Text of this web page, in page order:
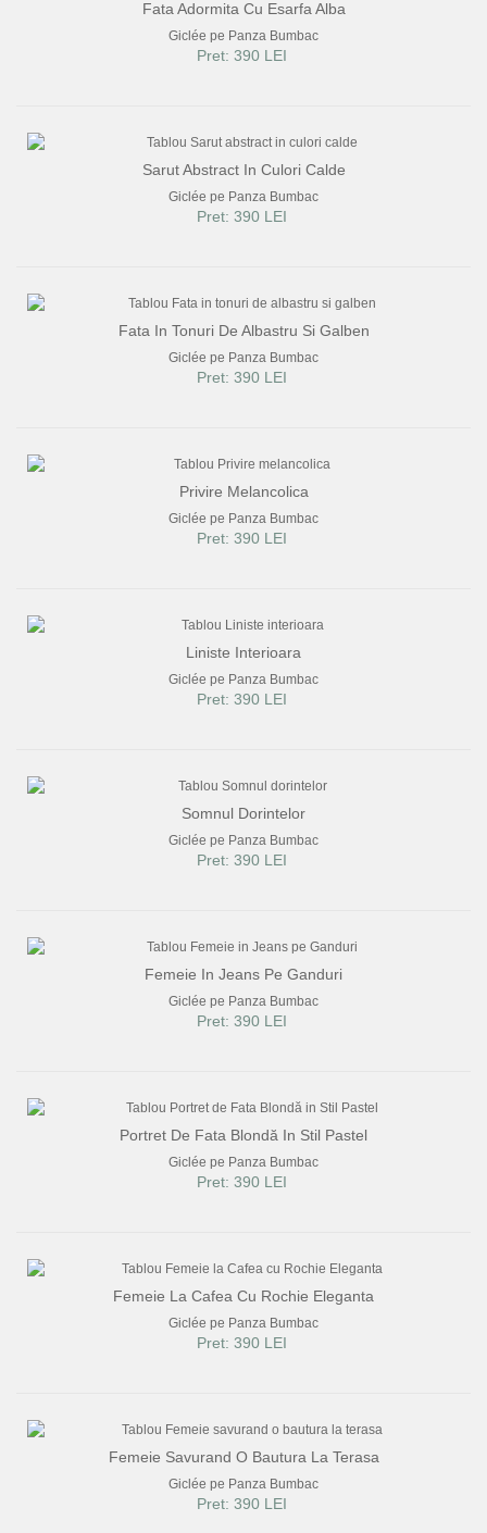
Fata Adormita Cu Esarfa Alba
Giclée pe Panza Bumbac
Pret: 390 LEI
Sarut Abstract In Culori Calde
Giclée pe Panza Bumbac
Pret: 390 LEI
Fata In Tonuri De Albastru Si Galben
Giclée pe Panza Bumbac
Pret: 390 LEI
Privire Melancolica
Giclée pe Panza Bumbac
Pret: 390 LEI
Liniste Interioara
Giclée pe Panza Bumbac
Pret: 390 LEI
Somnul Dorintelor
Giclée pe Panza Bumbac
Pret: 390 LEI
Femeie In Jeans Pe Ganduri
Giclée pe Panza Bumbac
Pret: 390 LEI
Portret De Fata Blondă In Stil Pastel
Giclée pe Panza Bumbac
Pret: 390 LEI
Femeie La Cafea Cu Rochie Eleganta
Giclée pe Panza Bumbac
Pret: 390 LEI
Femeie Savurand O Bautura La Terasa
Giclée pe Panza Bumbac
Pret: 390 LEI